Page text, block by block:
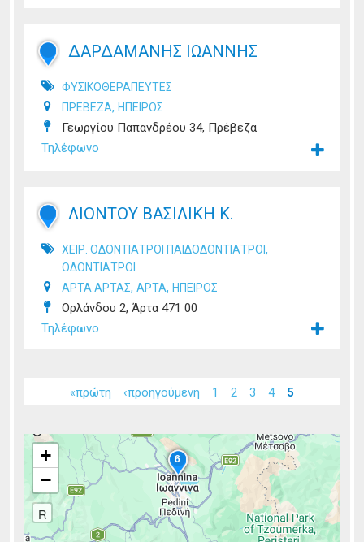
ΔΑΡΔΑΜΑΝΗΣ ΙΩΑΝΝΗΣ
ΦΥΣΙΚΟΘΕΡΑΠΕΥΤΕΣ
ΠΡΕΒΕΖΑ, ΗΠΕΙΡΟΣ
Γεωργίου Παπανδρέου 34, Πρέβεζα
Τηλέφωνο
ΛΙΟΝΤΟΥ ΒΑΣΙΛΙΚΗ Κ.
ΧΕΙΡ. ΟΔΟΝΤΙΑΤΡΟΙ ΠΑΙΔΟΔΟΝΤΙΑΤΡΟΙ ,
ΟΔΟΝΤΙΑΤΡΟΙ
ΑΡΤΑ ΑΡΤΑΣ, ΑΡΤΑ, ΗΠΕΙΡΟΣ
Ορλάνδου 2, Άρτα 471 00
Τηλέφωνο
«πρώτη ‹προηγούμενη 1 2 3 4 5
3
6
+
−
R